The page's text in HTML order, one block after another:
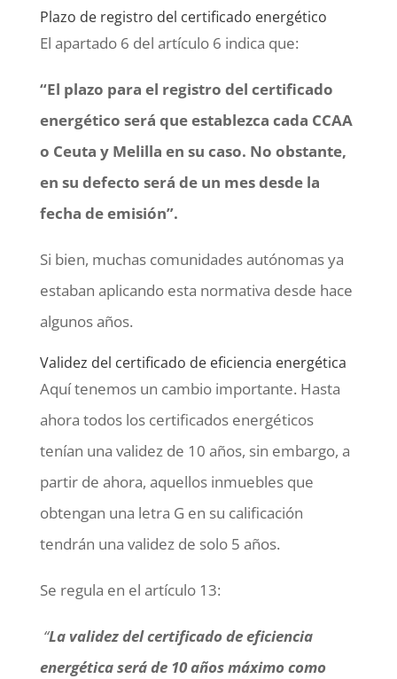
Plazo de registro del certificado energético
El apartado 6 del artículo 6 indica que:
“El plazo para el registro del certificado
energético será que establezca cada CCAA
o Ceuta y Melilla en su caso. No obstante,
en su defecto será de un mes desde la
fecha de emisión”.
Si bien, muchas comunidades autónomas ya
estaban aplicando esta normativa desde hace
algunos años.
Validez del certificado de eficiencia energética
Aquí tenemos un cambio importante. Hasta
ahora todos los certificados energéticos
tenían una validez de 10 años, sin embargo, a
partir de ahora, aquellos inmuebles que
obtengan una letra G en su calificación
tendrán una validez de solo 5 años.
Se regula en el artículo 13:
“La validez del certificado de eficiencia
energética será de 10 años máximo como